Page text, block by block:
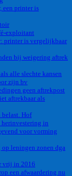
een printer is
exploitant
printer is vergelijkbaar
bij weigering aftrek
alle slechte kansen
zijn bv
geen aftrekpost
aftrekbaar als
Hof
herinvestering in
voor vorming
leningen zonen dga
vrij in 2016
een afwaardering nu